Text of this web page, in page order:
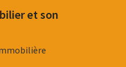
et son